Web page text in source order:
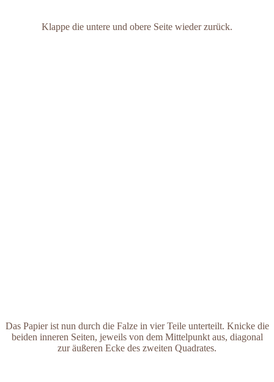
Klappe die untere und obere Seite wieder zurück.
Das Papier ist nun durch die Falze in vier Teile unterteilt. Knicke die
beiden inneren Seiten, jeweils von dem Mittelpunkt aus, diagonal
zur äußeren Ecke des zweiten Quadrates.